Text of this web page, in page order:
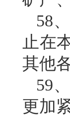
58
止在
其他
59
更加